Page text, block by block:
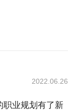
2022.06.26
职业规划有了新